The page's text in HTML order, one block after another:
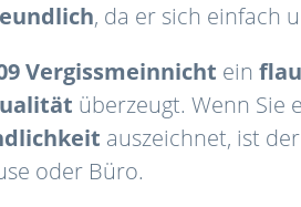
, da er sich einfach
Vergissmeinnicht ein
überzeugt. Wenn Sie
auszeichnet, ist
oder Büro.